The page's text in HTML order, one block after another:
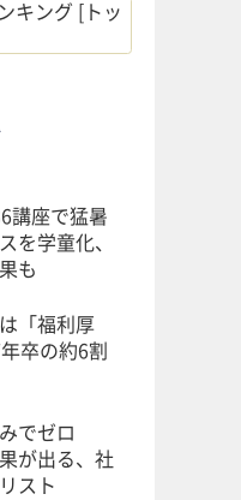
キング [トッ
講座で猛暑
学童化、
も
「福利厚
卒の約6割
でゼロ
が出る、社
スト